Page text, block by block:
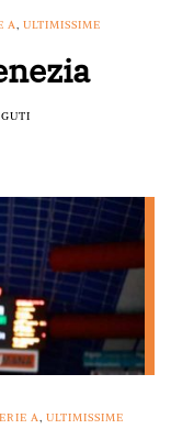
A, ULTIMISSIME
A, ULTIMISSIME